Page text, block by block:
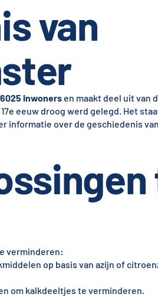
van
6025 inwonersen maakt deel uit van
eeuw droog werd gelegd. Het
informatie over de geschiedenis
verminderen:
op basis van azijn of
om kalkdeeltjes te verminderen.